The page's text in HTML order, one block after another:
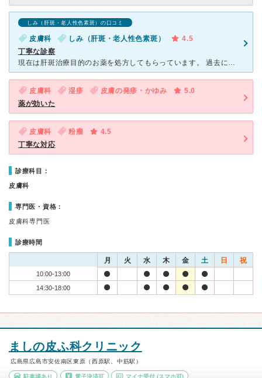
しみ（肝斑・老人性色素斑）の口コミ
皮膚科 しみ（肝斑・老人性色素斑）
4.5
丁寧な診察
現在は肝斑治療目的のお薬を処方してもらっています。 過去に低温やけどやニキビ、顔に出来た腫瘍除去など、非常にお世話になっている病院です。 どんな症状で行っても、しっかり診て下さいます。 症状
皮膚科 湿疹 皮膚の発疹・かゆみ
5.0
薬が効いた
皮膚科 粉瘤
4.5
丁寧な対応
診療科目：
皮膚科
専門医・資格：
皮膚科専門医
診療時間
月 火 水 木 金 土 日 祝
10:00-13:00
14:30-18:00
ましの皮ふ科クリニック
広島県広島市安佐南区東原（西原駅、中筋駅）
駐車場あり 電子決済可 マイナ受付 (スマホ可)